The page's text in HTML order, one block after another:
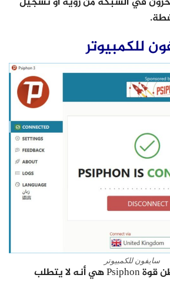
للكمبيوتر
سايفون للكمبيوتر
واحدة من أعظم مواطن قوة Psiphon هي أنه لا يتطلب